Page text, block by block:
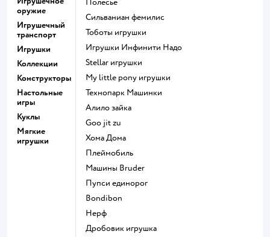
оружие
Игрушечный
транспорт
Игрушки
Коллекции
Конструкторы
Настольные
игры
Куклы
Мягкие
игрушки
Сильваниан фемилис
Тоботы игрушки
Игрушки Инфинити Надо
Stellar игрушки
my little pony игрушки
Технопарк Машинки
Алило зайка
Goo jit zu
Хома Дома
Плеймобиль
Машины Bruder
Пупси единорог
Bondibon
Нерф
Дробовик игрушка